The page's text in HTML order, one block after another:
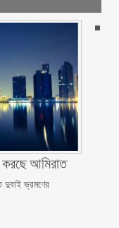
করছে আমিরাত
দুবাই ভ্রমণের